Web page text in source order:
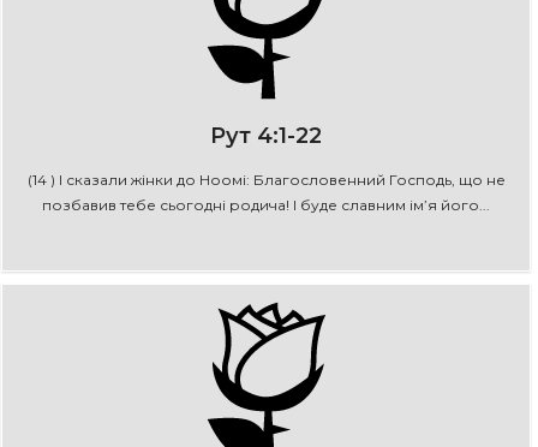
Рут 4:1-22
(14 ) І сказали жінки до Ноомі: Благословенний Господь, що не
позбавив тебе сьогодні родича! І буде славним ім’я його...